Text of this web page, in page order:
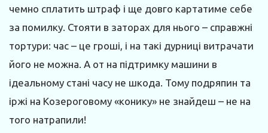
чемно сплатить штраф і ще довго картатиме себе
за помилку. Стояти в заторах для нього – справжні
тортури: час – це гроші, і на такі дурниці витрачати
його не можна. А от на підтримку машини в
ідеальному стані часу не шкода. Тому подряпин та
іржі на Козероговому «конику» не знайдеш – не на
того натрапили!